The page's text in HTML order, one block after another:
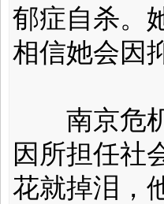
郁症自杀。
相信她会因
南京危机
因所担任社
花就掉泪，